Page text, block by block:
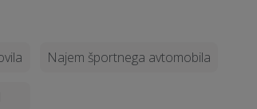
Najem športnega avtomobila